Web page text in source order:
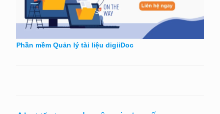
Phần mềm Quản lý tài liệu digiiDoc